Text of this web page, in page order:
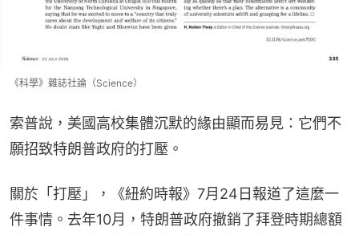
《科學》雜誌社論（Science）
索普說，美國高校集體沉默的緣由顯而易見：它們不
願招致特朗普政府的打壓。
關於「打壓」，《紐約時報》7月24日報道了這麼一
件事情。去年10月，特朗普政府撤銷了拜登時期總額